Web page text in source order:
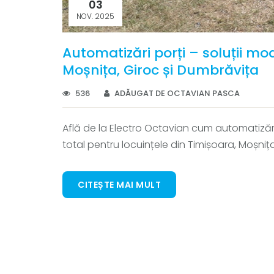
03
NOV. 2025
Automatizări porți – soluții
Moșnița, Giroc și Dumbrăvița
536 ADĂUGAT DE OCTAVIAN PASCA
Află de la Electro Octavian cum
total pentru locuințele din Timișoara,
CITEȘTE MAI MULT